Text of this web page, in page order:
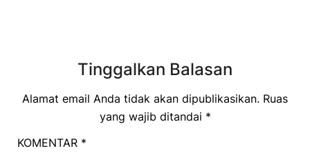
Tinggalkan Balasan
Alamat email Anda tidak akan dipublikasikan. Ruas
yang wajib ditandai *
KOMENTAR *